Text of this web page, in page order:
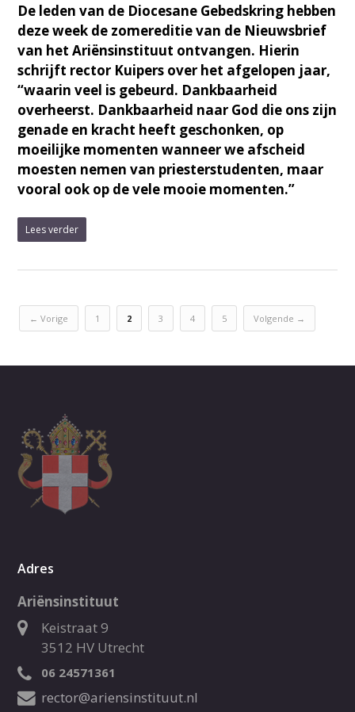
De leden van de Diocesane Gebedskring hebben
deze week de zomereditie van de Nieuwsbrief
van het Ariënsinstituut ontvangen. Hierin
schrijft rector Kuipers over het afgelopen jaar,
“waarin veel is gebeurd. Dankbaarheid
overheerst. Dankbaarheid naar God die ons zijn
genade en kracht heeft geschonken, op
moeilijke momenten wanneer we afscheid
moesten nemen van priesterstudenten, maar
vooral ook op de vele mooie momenten.”
Lees verder
← Vorige 1 2 3 4 5 Volgende →
Adres
Ariënsinstituut
Keistraat 9
3512 HV Utrecht
06 24571361
rector@ariensinstituut.nl